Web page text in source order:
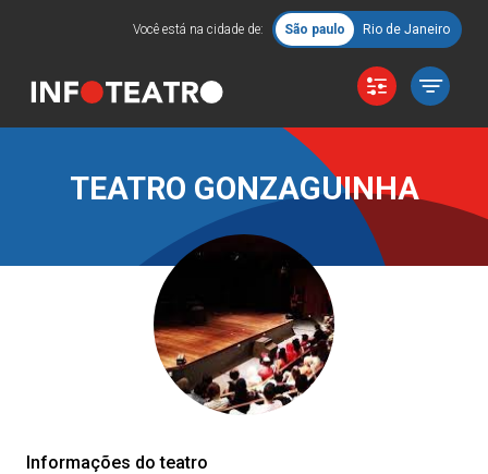
Você está na cidade de: São paulo Rio de Janeiro
TEATRO GONZAGUINHA
Informações do teatro